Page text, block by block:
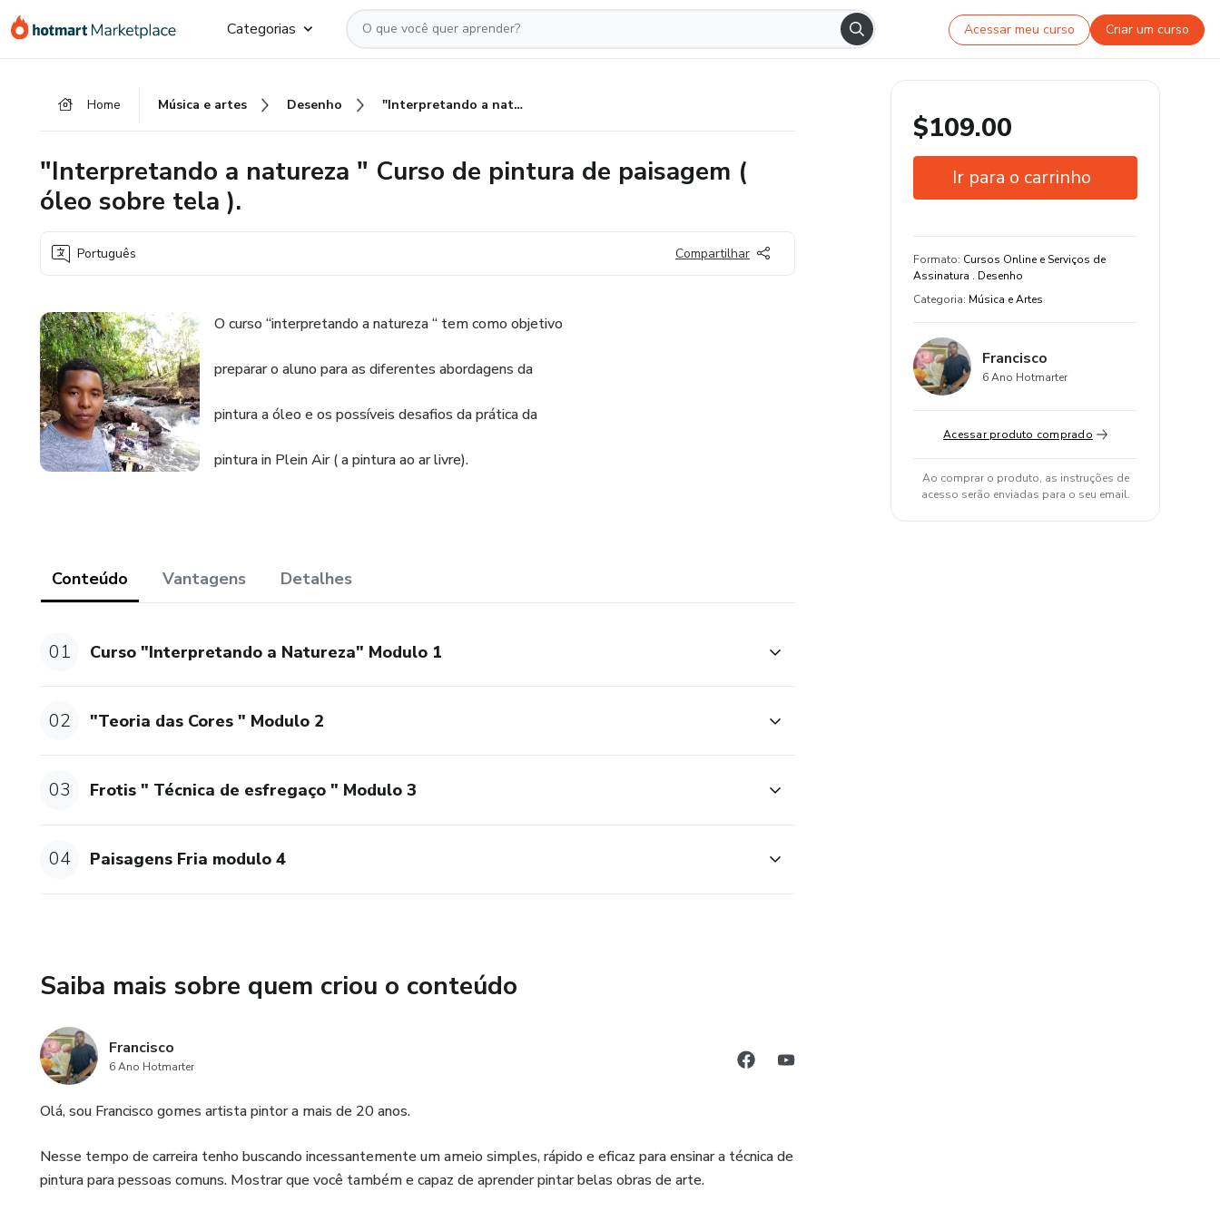
para
para
para
Categorias Acessar meu curso Criar um curso
Home Música e artes Desenho "Interpretando a natureza " Curso de pintura de paisagem ( óleo sobre tela ).
"Interpretando a natureza " Curso de pintura de paisagem (
óleo sobre tela ).
Português Compartilhar
O curso “interpretando a natureza “ tem como objetivo
preparar o aluno para as diferentes abordagens da
pintura a óleo e os possíveis desafios da prática da
pintura in Plein Air ( a pintura ao ar livre).
Conteúdo Vantagens Detalhes
01 Curso "Interpretando a Natureza" Modulo 1
02 "Teoria das Cores " Modulo 2
03 Frotis " Técnica de esfregaço " Modulo 3
04 Paisagens Fria modulo 4
Saiba mais sobre quem criou o conteúdo
Francisco
6 Ano Hotmarter
Olá, sou Francisco gomes artista pintor a mais de 20 anos.
Nesse tempo de carreira tenho buscando incessantemente um ameio simples, rápido e eficaz para ensinar a técnica de
pintura para pessoas comuns. Mostrar que você também e capaz de aprender pintar belas obras de arte.
$109.00
Ir para o carrinho
Certificado de conclusão
Estude do seu jeito e em qualquer
dispositivo
original
Formato: Cursos Online e Serviços de
Assinatura . Desenho
Categoria: Música e Artes
Francisco
6 Ano Hotmarter
Acessar produto comprado
Ao comprar o produto, as instruções de
acesso serão enviadas para o seu email.